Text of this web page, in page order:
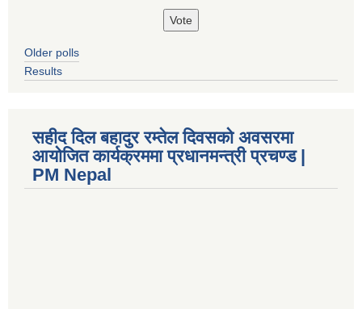
Older polls
Results
सहीद दिल बहादुर रम्तेल दिवसको अवसरमा
आयोजित कार्यक्रममा प्रधानमन्त्री प्रचण्ड |
PM Nepal